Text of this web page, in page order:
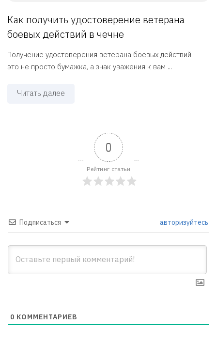
Как получить удостоверение ветерана
боевых действий в чечне
Получение удостоверения ветерана боевых действий –
это не просто бумажка, а знак уважения к вам ...
Читать далее
0
Рейтинг статьи
Подписаться авторизуйтесь
0 КОММЕНТАРИЕВ